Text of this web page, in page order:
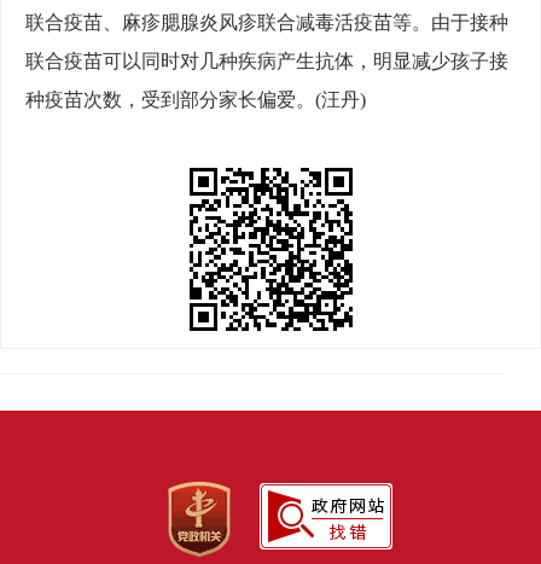
联合疫苗、麻疹腮腺炎风疹联合减毒活疫苗等。由于接种
联合疫苗可以同时对几种疾病产生抗体，明显减少孩子接
种疫苗次数，受到部分家长偏爱。(汪丹)